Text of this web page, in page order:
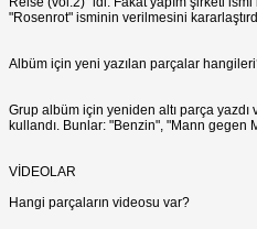
"Rosenrot" isminin verilmesini
Albüm için yeni yazılan parçalar
Grup albüm için yeniden altı parça
kullandı. Bunlar: "Benzin", "Mann gegen
VİDEOLAR
Hangi parçaların videosu var?